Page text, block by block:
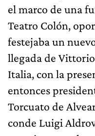
el marco de una
Teatro Colón,
festejaba un
llegada de
Italia, con la
entonces
Torcuato de
conde Luigi